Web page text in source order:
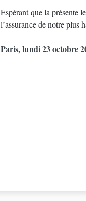
Espérant que la présente
l’assurance de notre plus
Paris, lundi 23 octobre